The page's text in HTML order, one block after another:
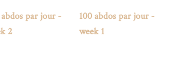
abdos par jour -
2
100 abdos par jour -
week 1